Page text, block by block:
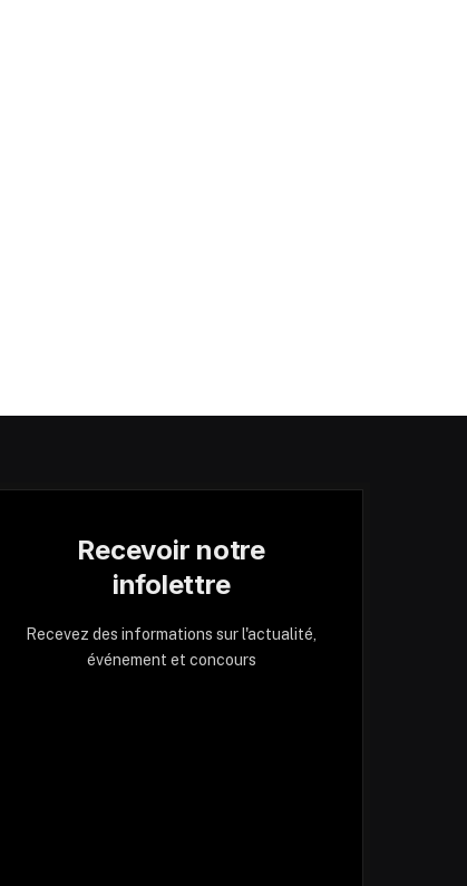
Recevoir notre
infolettre
Recevez des informations sur l'actualité,
événement et concours